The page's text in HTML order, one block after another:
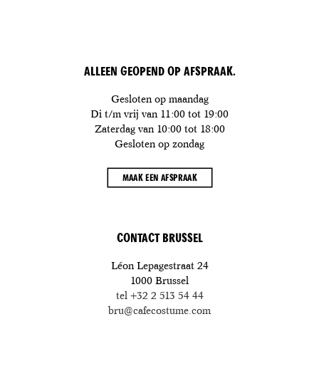
ALLEEN GEOPEND OP AFSPRAAK.
Gesloten op maandag
Di t/m vrij van 11:00 tot 19:00
Zaterdag van 10:00 tot 18:00
Gesloten op zondag
MAAK EEN AFSPRAAK
CONTACT BRUSSEL
Léon Lepagestraat 24
1000 Brussel
tel +32 2 513 54 44
bru@cafecostume.com